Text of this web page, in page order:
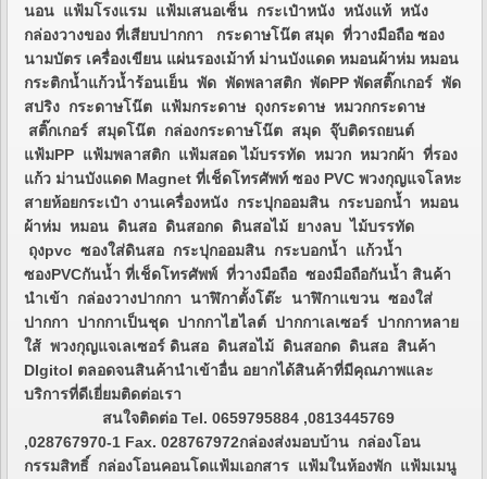
นอน แฟ้มโรงแรม แฟ้มเสนอเซ็น กระเป๋าหนัง หนังแท้ หนัง
กล่องวางของ ที่เสียบปากกา กระดาษโน๊ต สมุด ที่วางมือถือ ซอง
นามบัตร เครื่องเขียน แผ่นรองเม้าท์ ม่านบังแดด หมอนผ้าห่ม หมอน
กระติกน้ำแก้วน้ำร้อนเย็น พัด พัดพลาสติก พัดPP พัดสติ๊กเกอร์ พัด
สปริง กระดาษโน๊ต แฟ้มกระดาษ ถุงกระดาษ หมวกกระดาษ
สติ๊กเกอร์ สมุดโน๊ต กล่องกระดาษโน๊ต สมุด จุ๊บติดรถยนต์
แฟ้มPP แฟ้มพลาสติก แฟ้มสอด ไม้บรรทัด หมวก หมวกผ้า ที่รอง
แก้ว ม่านบังแดด Magnet ที่เช็ดโทรศัพท์ ซอง PVC พวงกุญแจโลหะ
สายห้อยกระเป๋า งานเครื่องหนัง กระปุกออมสิน กระบอกน้ำ หมอน
ผ้าห่ม หมอน ดินสอ ดินสอกด ดินสอไม้ ยางลบ ไม้บรรทัด
ถุงpvc ซองใส่ดินสอ กระปุกออมสิน กระบอกน้ำ แก้วน้ำ
ซองPVCกันน้ำ ที่เช็ดโทรศัพพ์ ที่วางมือถือ ซองมือถือกันน้ำ สินค้า
นำเข้า กล่องวางปากกา นาฬิกาตั้งโต๊ะ นาฬิกาแขวน ซองใส่
ปากกา ปากกาเป็นชุด ปากกาไฮไลต์ ปากกาเลเซอร์ ปากกาหลาย
ใส้ พวงกุญแจเลเซอร์ ดินสอ ดินสอไม้ ดินสอกด ดินสอ สินค้า
DIgitol ตลอดจนสินค้านำเข้าอื่น อยากได้สินค้าที่มีคุณภาพและ
บริการที่ดีเยี่ยมติดต่อเรา
สนใจติดต่อ Tel. 0659795884 ,0813445769
,028767970-1 Fax. 028767972กล่องส่งมอบบ้าน กล่องโอน
กรรมสิทธิ์ กล่องโอนคอนโดแฟ้มเอกสาร แฟ้มในห้องพัก แฟ้มเมนู